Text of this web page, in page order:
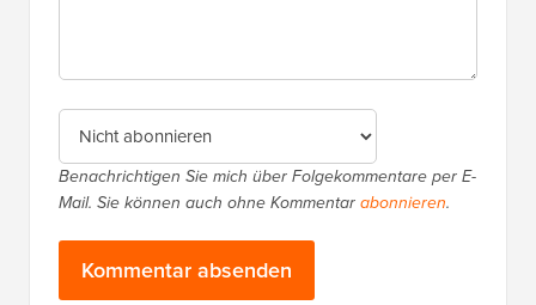
Benachrichtigen Sie mich über Folgekommentare per E-
Mail. Sie können auch ohne Kommentarabonnieren.